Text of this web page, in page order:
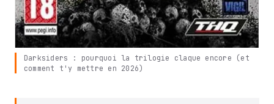
Darksiders : pourquoi la trilogie claque encore (et
comment t'y mettre en 2026)